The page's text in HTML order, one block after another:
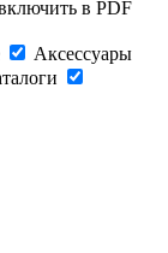
в PDF
Аксессуары